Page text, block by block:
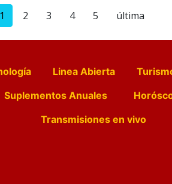
1 2 3 4 5 última
Linea Abierta
Suplementos Anuales
Transmisiones en vivo